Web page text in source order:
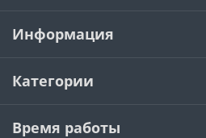
Информация
Категории
Время работы